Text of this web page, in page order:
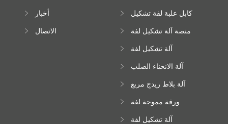
أخبار
الاتصال
كابل علبة لفة تشكيل
منصة آلة تشكيل لفة
آلة تشكيل لفة
آلة الانحناء الصلب
آلة بلاط ريدج مربع
ورقة مموجة لفة
آلة تشكيل لفة